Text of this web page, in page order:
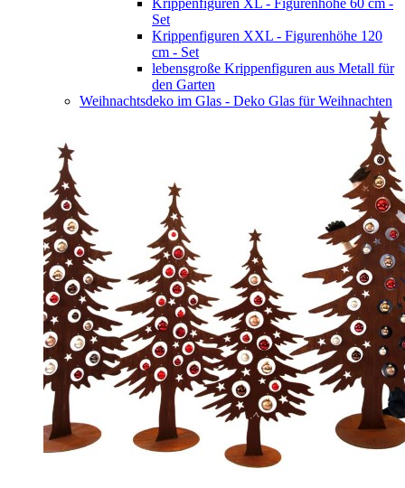
Krippenfiguren XL - Figurenhöhe 60 cm -
Set
Krippenfiguren XXL - Figurenhöhe 120
cm - Set
lebensgroße Krippenfiguren aus Metall für
den Garten
Weihnachtsdeko im Glas - Deko Glas für Weihnachten